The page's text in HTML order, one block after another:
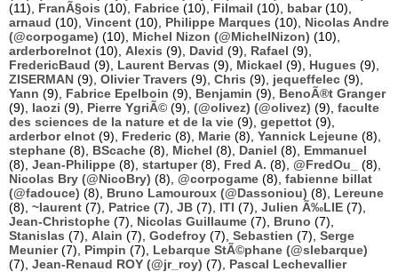
(11), FranÃ§ois (10), Fabrice (10), Filmail (10), babar(10),
arnaud (10), Vincent (10), Philippe Marques (10), Nicolas Andre
(@corpogame) (10), Michel Nizon (@MichelNizon) (10),
arderborelnot (10), Alexis (9), David (9), Rafael (9),
FredericBaud (9), Laurent Bervas (9), Mickael (9), Hugues (9),
ZISERMAN (9), Olivier Travers (9), Chris (9), jequeffelec (9),
Yann (9), Fabrice Epelboin (9), Benjamin (9), BenoÃ®t Granger
(9), laozi (9), Pierre YgriÃ© (9), (@olivez) (@olivez) (9), faculte
des sciences de la nature et de la vie (9), gepettot (9),
arderbor elnot (9), Frederic (8), Marie (8), Yannick Lejeune (8),
stephane (8), BScache (8), Michel (8), Daniel (8), Emmanuel
(8), Jean-Philippe (8), startuper(8), Fred A. (8), @FredOu_
(8),
Nicolas Bry (@NicoBry) (8), @corpogame (8), fabienne billat
(@fadouce) (8), Bruno Lamouroux (@Dassoniou) (8), Lereune
(8), ~laurent (7), Patrice (7), JB (7), ITI (7), Julien Ã‰LIE (7),
Jean-Christophe (7), Nicolas Guillaume (7), Bruno (7),
Stanislas (7), Alain (7), Godefroy (7), Sebastien (7), Serge
Meunier(7), Pimpin (7), Lebarque StÃ©phane (@slebarque)
(7), Jean-Renaud ROY (@jr_roy) (7), Pascal Lechevallier